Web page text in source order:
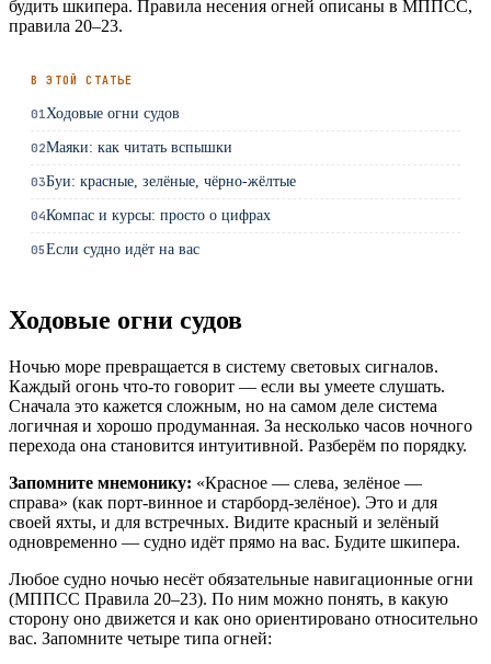
будить шкипера. Правила несения огней описаны в МППСС,
правила 20–23.
В ЭТОЙ СТАТЬЕ
01Ходовые огни судов
02Маяки: как читать вспышки
03Буи: красные, зелёные, чёрно-жёлтые
04Компас и курсы: просто о цифрах
05Если судно идёт на вас
Ходовые огни судов
Ночью море превращается в систему световых сигналов.
Каждый огонь что-то говорит — если вы умеете слушать.
Сначала это кажется сложным, но на самом деле система
логичная и хорошо продуманная. За несколько часов ночного
перехода она становится интуитивной. Разберём по порядку.
Запомните мнемонику: «Красное — слева, зелёное —
справа» (как порт-винное и старборд-зелёное). Это и для
своей яхты, и для встречных. Видите красный и зелёный
одновременно — судно идёт прямо на вас. Будите шкипера.
Любое судно ночью несёт обязательные навигационные огни
(МППСС Правила 20–23). По ним можно понять, в какую
сторону оно движется и как оно ориентировано относительно
вас. Запомните четыре типа огней: